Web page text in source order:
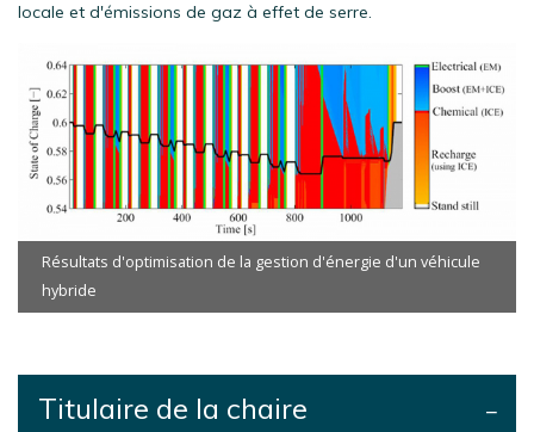
locale et d'émissions de gaz à effet de serre.
Image
Résultats d'optimisation de la gestion d'énergie d'un véhicule
hybride
Titulaire de la chaire